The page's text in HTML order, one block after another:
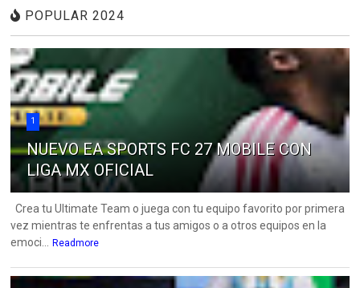
POPULAR 2024
1
NUEVO EA SPORTS FC 27 MOBILE CON
LIGA MX OFICIAL
Crea tu Ultimate Team o juega con tu equipo favorito por primera
vez mientras te enfrentas a tus amigos o a otros equipos en la
emoci... Readmore